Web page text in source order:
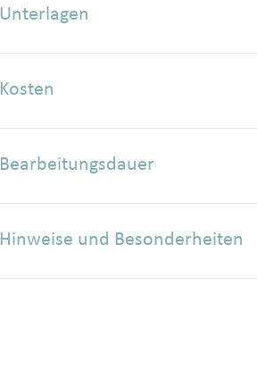
Unterlagen
Kosten
Bearbeitungsdauer
Hinweise und Besonderheiten